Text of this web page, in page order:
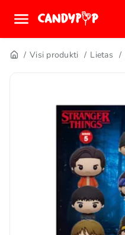
Visi produkti Lietas